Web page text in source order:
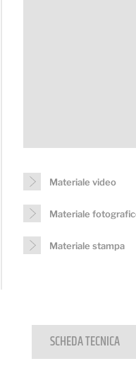
Materiale video
Materiale
Materiale stampa
SCHEDA TECNICA